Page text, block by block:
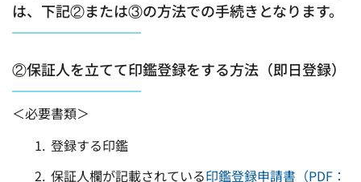
は、下記②または③の方法での手続きとなります。
②保証人を立てて印鑑登録をする方法（即日登録）
＜必要書類＞
登録する印鑑
保証人欄が記載されている印鑑登録申請書（PDF：